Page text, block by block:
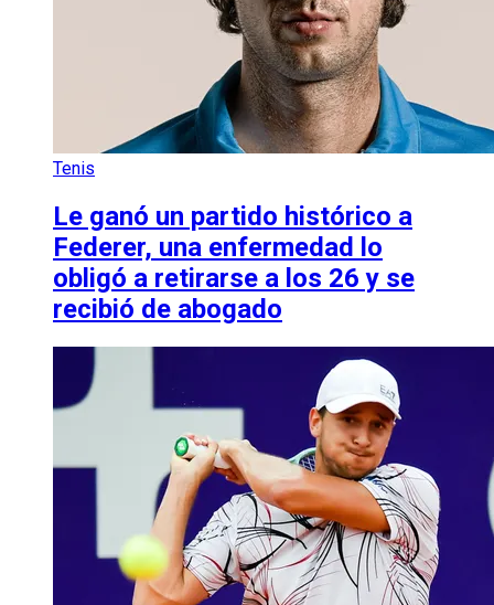
Tenis
Le ganó un partido histórico a
Federer, una enfermedad lo
obligó a retirarse a los 26 y se
recibió de abogado